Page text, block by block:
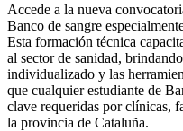
Accede a la nueva
Banco de sangre
Esta formación técnica
al sector de sanidad,
individualizado y las
que cualquier estudiante de
clave requeridas por clínicas,
la provincia de Cataluña.